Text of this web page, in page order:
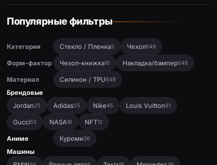
Популярные фильтры
Категория Стекло / Пленка2 Чехол649
Форм-фактор Чехол-книжка10 Накладка/бампер649
Материал Силикон / TPU649
Брендовые
Jordan25 Adidas55 Nike45 Louis Vuitton81
Gucci55 NASA16 NFT12
Аниме Куроми36
Машины